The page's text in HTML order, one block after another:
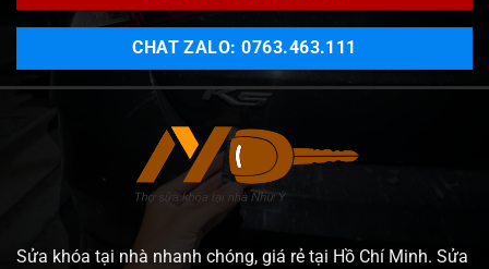
CHAT ZALO: 0763.463.111
Sửa khóa tại nhà nhanh chóng, giá rẻ tại Hồ Chí Minh. Sửa